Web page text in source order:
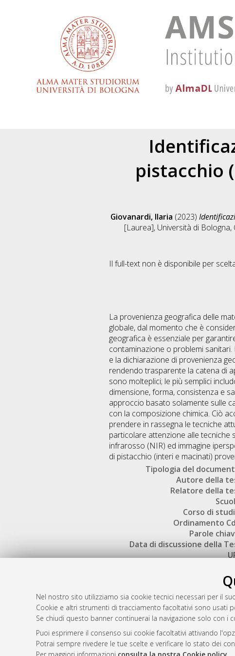
Nel nostro sito utilizziamo sia cookie tecnici necessari per il
Cookie e altri strumenti di tracciamento facoltativi sono usati
Se chiudi questo banner continuerai la navigazione solo con i
Puoi esprimere il consenso sui cookie facoltativi attivando
Potrai sempre rivedere le tue scelte e verificare lo stato dei
pistacchio
Giovanardi, Ilaria (2023)
[Laurea], Università di Bologna,
Il full-text non è disponibile per
La provenienza geografica delle
globale, dal momento che è
geografica è essenziale per
contaminazione o problemi
e la dichiarazione di provenienza
rendendo trasparente la catena di
sono molteplici; le più semplici
dimensione, forma, consistenza e
approccio basato solamente sulle
con la composizione chimica. Ciò
prendere in rassegna le tecniche
particolare attenzione alle tecniche
infrarosso (NIR) ed immagine
di pistacchio (interi e macinati)
Tipologia del
Autore della
Relatore della
Corso di
Ordinamento
Parole
Data di discussione della
Atom
Rss 1.0
Rss 2.0
AMS Laurea
Servizio
Impostazioni
Informativa